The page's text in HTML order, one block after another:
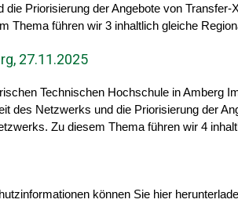
Priorisierung der Angebote von
Thema führen wir 3 inhaltlich gleiche
27.11.2025
Technischen Hochschule in Amberg
des Netzwerks und die Priorisierung der
Zu diesem Thema führen wir 4
können Sie hier